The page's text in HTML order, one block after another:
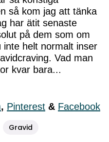
så kom jag att tänka
har ätit senaste
på dem som om
helt normalt inser
Vad man
kvar bara...
, Pinterest & Facebook
Gravid